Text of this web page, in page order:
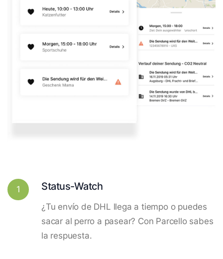
1 Status-Watch
¿Tu envío de DHL llega a tiempo o puedes
sacar al perro a pasear? Con Parcello sabes
la respuesta.